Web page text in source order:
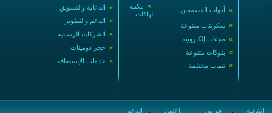
» الدعاية والتسويق
» الدعم والتطوير
» الشركات الرسمية
» حجز دومينات
» خدمات الإستضافة
» مكتبة
الهاكات
» أدوات المصممين
» سكربتات متنوعة
» مجلات إلكترونية
» بلوكات متنوعة
» ثيمات مختلفة